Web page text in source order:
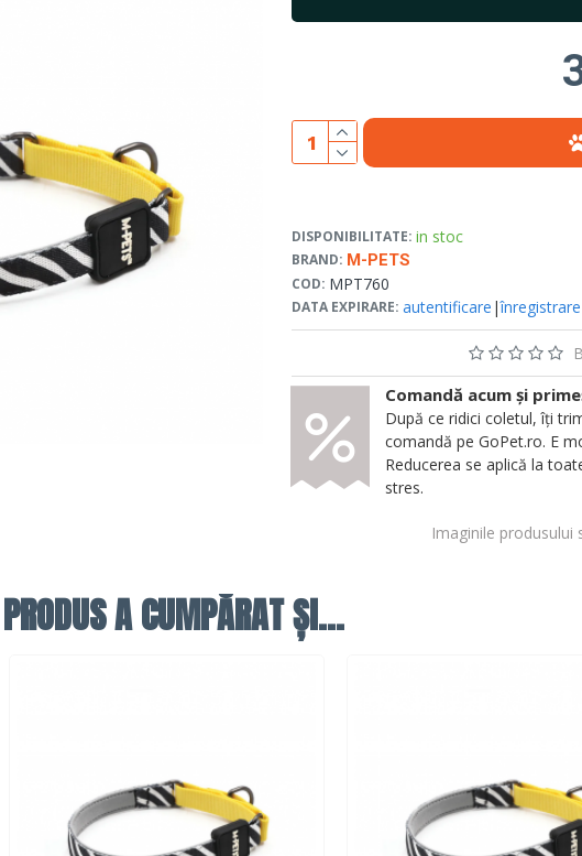
DISPONIBILITATE: in stoc
BRAND: M-PETS
COD: MPT760
DATA EXPIRARE: autentificare |înregistrare
Imaginile
Comandă acum și
După ce ridici coletul, îți
comandă pe GoPet.ro. E
Reducerea se aplică la
stres.
A CUMPĂRAT ȘI...